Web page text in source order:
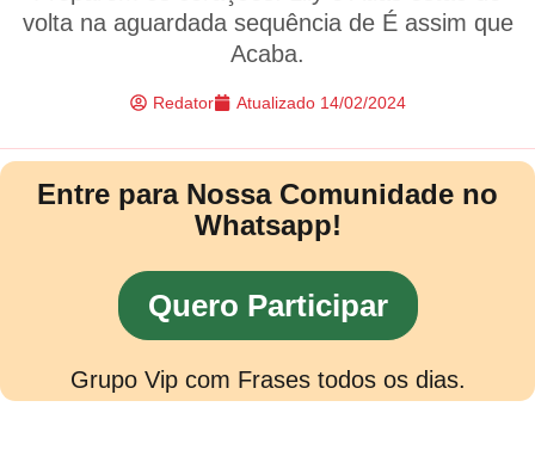
volta na aguardada sequência de É assim que
Acaba.
Redator Atualizado 14/02/2024
Entre para Nossa Comunidade no
Whatsapp!
Quero Participar
Grupo Vip com Frases todos os dias.